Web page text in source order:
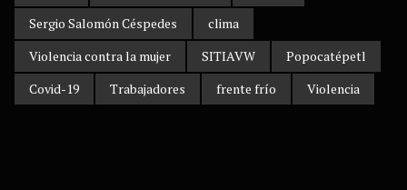
Sergio Salomón Céspedes
clima
Violencia contra la mujer
SITIAVW
Popocatépetl
Covid-19
Trabajadores frente frío Violencia